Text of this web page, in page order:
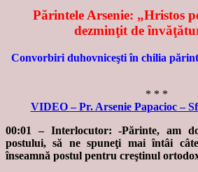
Părintele Arsenie: „Hristos
dezminţit de
Convorbiri duhovniceşti în chilia
* * *
VIDEO – Pr. Arsenie Papacioc –
00:01 – Interlocutor: -Părinte, am
postului, să ne spuneţi mai întâi
înseamnă postul pentru creştinul